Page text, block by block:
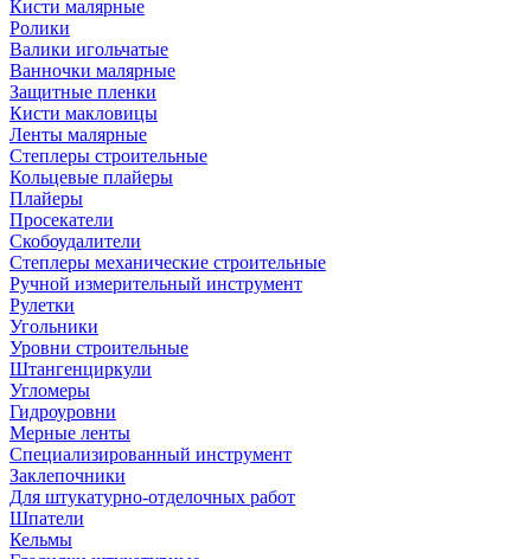
Кисти малярные
Ролики
Валики игольчатые
Ванночки малярные
Защитные пленки
Кисти макловицы
Ленты малярные
Степлеры строительные
Кольцевые плайеры
Плайеры
Просекатели
Скобоудалители
Степлеры механические строительные
Ручной измерительный инструмент
Рулетки
Угольники
Уровни строительные
Штангенциркули
Угломеры
Гидроуровни
Мерные ленты
Специализированный инструмент
Заклепочники
Для штукатурно-отделочных работ
Шпатели
Кельмы